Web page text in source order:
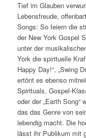
Tief im Glauben
Lebensfreude,
Songs: So feiern die
der New York Gospel
unter der
York die spirituelle
Happy Day!“, „Swing
ertönt es ebenso
Spirituals, Gospel-
oder der „Earth Song“
das das Genre von
lebendig macht. Die
lässt ihr Publikum mit